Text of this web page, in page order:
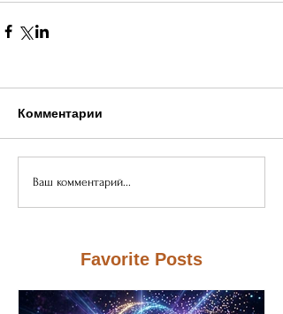
Комментарии
Ваш комментарий...
Favorite Posts